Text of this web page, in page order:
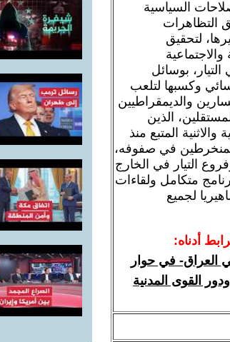
السياسية
التظاهرات
لتحقيق
بوسائل
وكسبها لتلعب
والديمقراطيين
الذين
المتبع منذ
المنخرطين في صفوفه،
التيار في الخارج
متكامل ولقاءات
لجميع
أدناه:
العراق- في حوار
القوى المدنية